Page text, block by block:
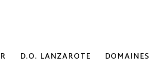
D.O. LANZAROTE DOMAINES